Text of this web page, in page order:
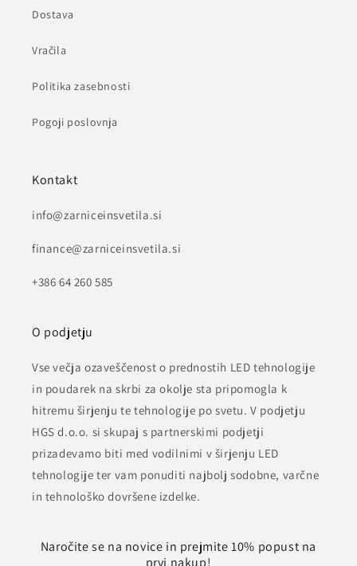
Dostava
Vračila
Politika zasebnosti
Pogoji poslovnja
Kontakt
info@zarniceinsvetila.si
finance@zarniceinsvetila.si
+386 64 260 585
O podjetju
Vse večja ozaveščenost o prednostih LED tehnologije
in poudarek na skrbi za okolje sta pripomogla k
hitremu širjenju te tehnologije po svetu. V podjetju
HGS d.o.o. si skupaj s partnerskimi podjetji
prizadevamo biti med vodilnimi v širjenju LED
tehnologije ter vam ponuditi najbolj sodobne, varčne
in tehnološko dovršene izdelke.
Naročite se na novice in prejmite 10% popust na
prvi nakup!